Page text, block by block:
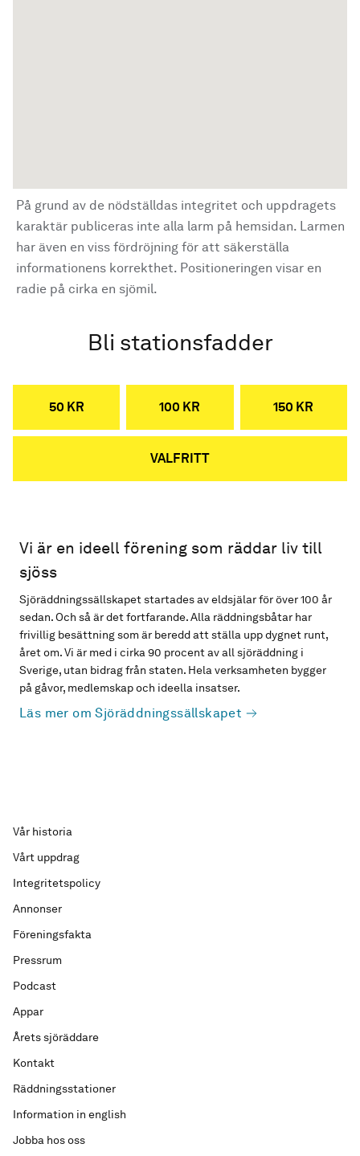
På grund av de nödställdas integritet och uppdragets
karaktär publiceras inte alla larm på hemsidan. Larmen
har även en viss fördröjning för att säkerställa
informationens korrekthet. Positioneringen visar en
radie på cirka en sjömil.
Bli stationsfadder
50 KR 100 KR 150 KR
VALFRITT
Vi är en ideell förening som räddar liv till
sjöss
Sjöräddningssällskapet startades av eldsjälar för över 100 år
sedan. Och så är det fortfarande. Alla räddningsbåtar har
frivillig besättning som är beredd att ställa upp dygnet runt,
året om. Vi är med i cirka 90 procent av all sjöräddning i
Sverige, utan bidrag från staten. Hela verksamheten bygger
på gåvor, medlemskap och ideella insatser.
Läs mer om Sjöräddningssällskapet
Vår historia
Vårt uppdrag
Integritetspolicy
Annonser
Föreningsfakta
Pressrum
Podcast
Appar
Årets sjöräddare
Kontakt
Räddningsstationer
Information in english
Jobba hos oss